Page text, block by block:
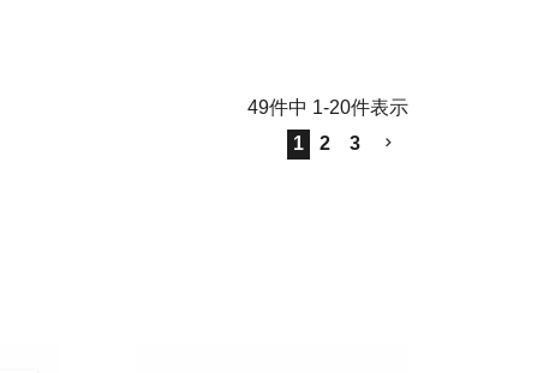
49件中 1-20件表示
1
2 3